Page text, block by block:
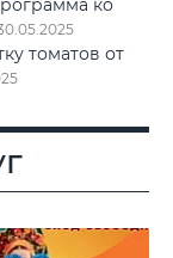
ко
томатов от